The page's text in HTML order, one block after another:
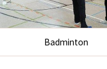
Badminton